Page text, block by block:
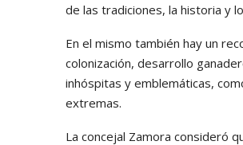
de las tradiciones, la historia y
En el mismo también hay un
colonización, desarrollo
inhóspitas y emblemáticas,
extremas.
La concejal Zamora consideró